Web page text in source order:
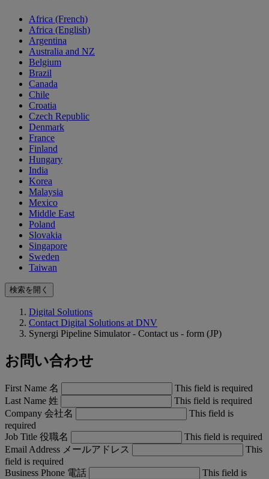
Africa (French)
Africa (English)
Argentina
Australia and NZ
Belgium
Brazil
Canada
Chile
Croatia
Czech Republic
Denmark
France
Finland
Hungary
India
Korea
Malaysia
Mexico
Middle East
Poland
Slovakia
Singapore
Sweden
Taiwan
検索を開く
Digital Solutions
Contact Digital Solutions at DNV
Synergi Pipeline Simulator - Contact us - form (JP)
お問い合わせ
First Name 名
This field is required
Last Name 姓
This field is required
Company 会社名
This field is
required
Job Title 役職名
This field is required
Email Address メールアドレス
This
field is required
Business Phone 電話
This field is